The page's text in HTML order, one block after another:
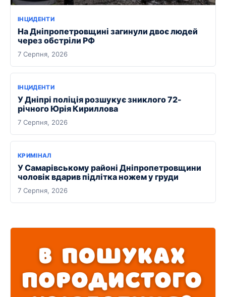
ІНЦИДЕНТИ
На Дніпропетровщині загинули двоє людей
через обстріли РФ
7 Серпня, 2026
ІНЦИДЕНТИ
У Дніпрі поліція розшукує зниклого 72-
річного Юрія Кириллова
7 Серпня, 2026
КРИМІНАЛ
У Самарівському районі Дніпропетровщини
чоловік вдарив підлітка ножем у груди
7 Серпня, 2026